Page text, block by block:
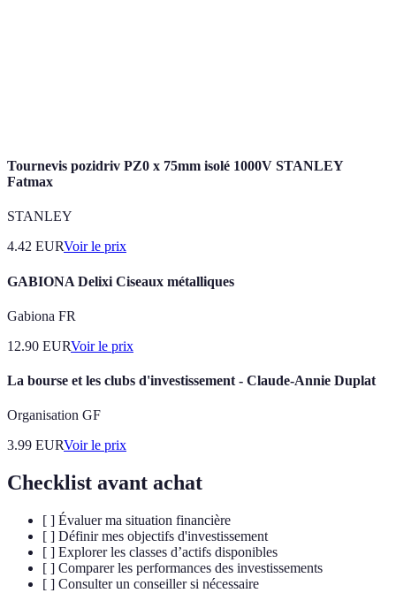
Tournevis pozidriv PZ0 x 75mm isolé 1000V STANLEY
Fatmax
STANLEY
4.42 EURVoir le prix
GABIONA Delixi Ciseaux métalliques
Gabiona FR
12.90 EURVoir le prix
La bourse et les clubs d'investissement - Claude-Annie Duplat
Organisation GF
3.99 EURVoir le prix
Checklist avant achat
[ ] Évaluer ma situation financière
[ ] Définir mes objectifs d'investissement
[ ] Explorer les classes d’actifs disponibles
[ ] Comparer les performances des investissements
[ ] Consulter un conseiller si nécessaire